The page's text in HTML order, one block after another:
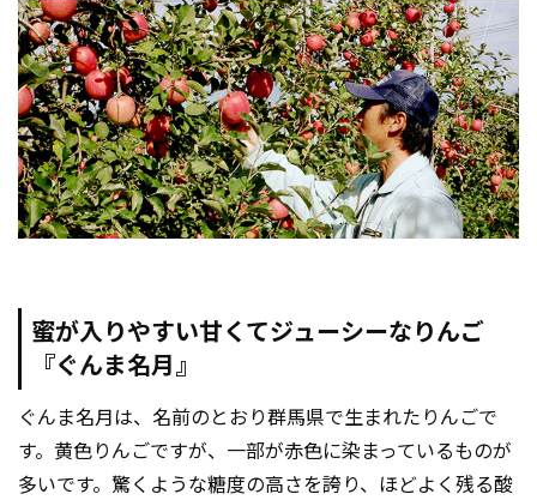
蜜が入りやすい甘くてジューシーなりんご
『ぐんま名月』
ぐんま名月は、名前のとおり群馬県で生まれたりんごで
す。黄色りんごですが、一部が赤色に染まっているものが
多いです。驚くような糖度の高さを誇り、ほどよく残る酸